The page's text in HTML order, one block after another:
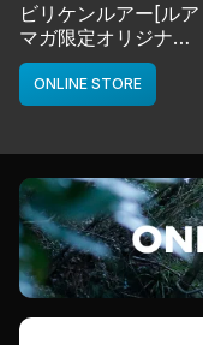
ビリケンルアー[ルア
マガ限定オリジナル
カラー／LMチャー
ト]
deps
ONLINE STORE